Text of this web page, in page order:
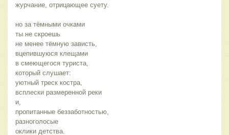
журчание, отрицающее суету.
но за тёмными очками
ты не скроешь
не менее тёмную зависть,
вцепившуюся клещами
в смеющегося туриста,
который слушает:
уютный треск костра,
всплески размеренной реки
и,
пропитанные беззаботностью,
разноголосые
оклики детства.